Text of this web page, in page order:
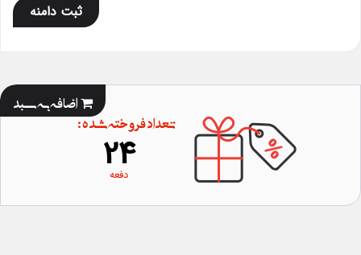
ثبت دامنه
اضافه به سبد
تعداد فروخته شده :
24
دفعه